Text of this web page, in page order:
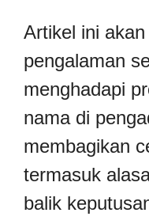
Artikel ini
pengalaman
menghadapi
nama di
membagikan
termasuk
balik